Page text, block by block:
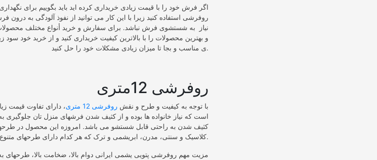
اگر فرش خود را با قیمت زیادی خریداری کرده اید باید بگوییم برای
روفرشی استفاده کنید زیرا با این کار می توانید از نفوذ آلودگی به درون
نیاز به شستشوی فرش نباشد. برای سفارش و خرید أنواع مختلف محصولات
و بهترین محصولات را با بالاترین کیفیت خریداری کنید و از خرید خود سود
ی مناسب و بجا تا میزان زیادی مشکلات خود را حل کنید.
روفرشی 12متری
با توجه به کیفیت و طرح و نقش روفرشی 12 متری
، دارای تفاوت قیمت
است که نیاز خانواده ها بوده و از کثیف شدن فرشهای منزل تان
کثیف شدن به راحتی قابل شستشو می باشد. امروزه این محصول در
کلاسیک و سنتی، مدرن، ابریشمی و ترک که هر کدام دارای طرحهای متنوع و جذابی می باشند.
مزیت مهم روفرشی پتویی یشمی ایرانی دوام بالا، ضخامت بالا، طرحهای